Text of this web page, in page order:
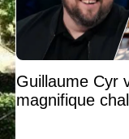
Guillaume Cyr
magnifique